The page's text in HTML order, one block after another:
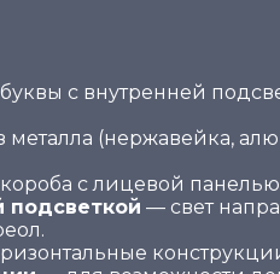
с внутренней
металла (нержавейка,
с лицевой панелью
подсветкой — свет